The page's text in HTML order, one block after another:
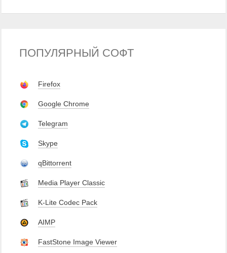
ПОПУЛЯРНЫЙ СОФТ
Firefox
Google Chrome
Telegram
Skype
qBittorrent
Media Player Classic
K-Lite Codec Pack
AIMP
FastStone Image Viewer